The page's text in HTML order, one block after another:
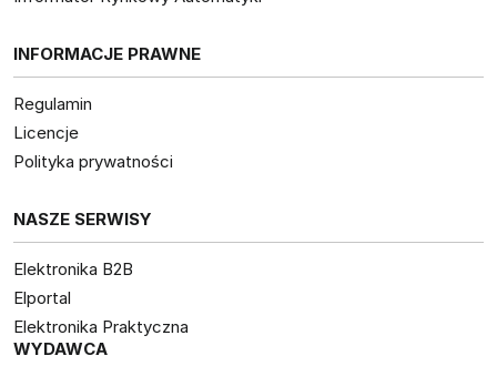
INFORMACJE PRAWNE
Regulamin
Licencje
Polityka prywatności
NASZE SERWISY
Elektronika B2B
Elportal
Elektronika Praktyczna
WYDAWCA